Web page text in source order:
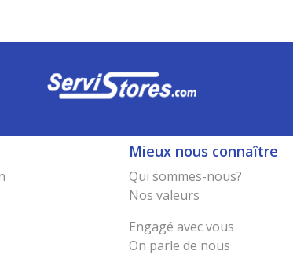
Mieux nous connaître
Qui sommes-nous?
Nos valeurs
Engagé avec vous
On parle de nous